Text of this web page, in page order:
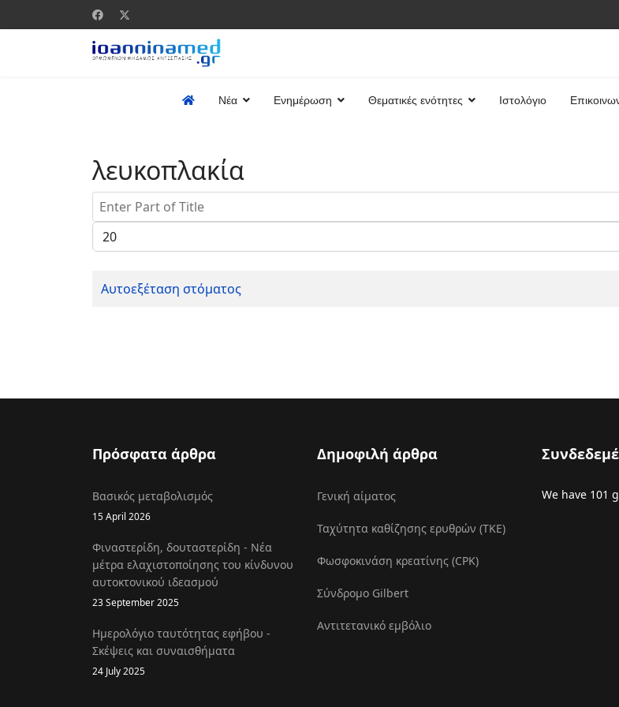
Νέα Ενημέρωση Θεματικές ενότητες Ιστολόγιο
λευκοπλακία
Enter Part of Title
Display #
Αυτοεξέταση στόματος
Πρόσφατα άρθρα
Βασικός μεταβολισμός
15 April 2026
Φιναστερίδη, δουταστερίδη - Νέα
μέτρα ελαχιστοποίησης του κίνδυνου
αυτοκτονικού ιδεασμού
23 September 2025
Ημερολόγιο ταυτότητας εφήβου -
Σκέψεις και συναισθήματα
24 July 2025
Δημοφιλή άρθρα
Γενική αίματος
Ταχύτητα καθίζησης ερυθρών (ΤΚΕ)
Φωσφοκινάση κρεατίνης (CPK)
Σύνδρομο Gilbert
Αντιτετανικό εμβόλιο
We have 101